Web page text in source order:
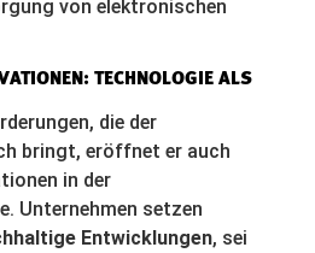
von elektronischen
TECHNOLOGIE ALS
die der
bringt, eröffnet er auch
in der
Unternehmen setzen
Entwicklungen, sei